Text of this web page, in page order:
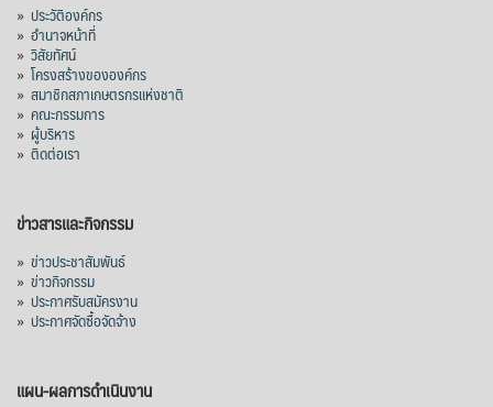
» ประวัติองค์กร
» อำนาจหน้าที่
» วิสัยทัศน์
» โครงสร้างขององค์กร
» สมาชิกสภาเกษตรกรแห่งชาติ
» คณะกรรมการ
» ผู้บริหาร
» ติดต่อเรา
ข่าวสารและกิจกรรม
» ข่าวประชาสัมพันธ์
» ข่าวกิจกรรม
» ประกาศรับสมัครงาน
» ประกาศจัดซื้อจัดจ้าง
แผน-ผลการดำเนินงาน